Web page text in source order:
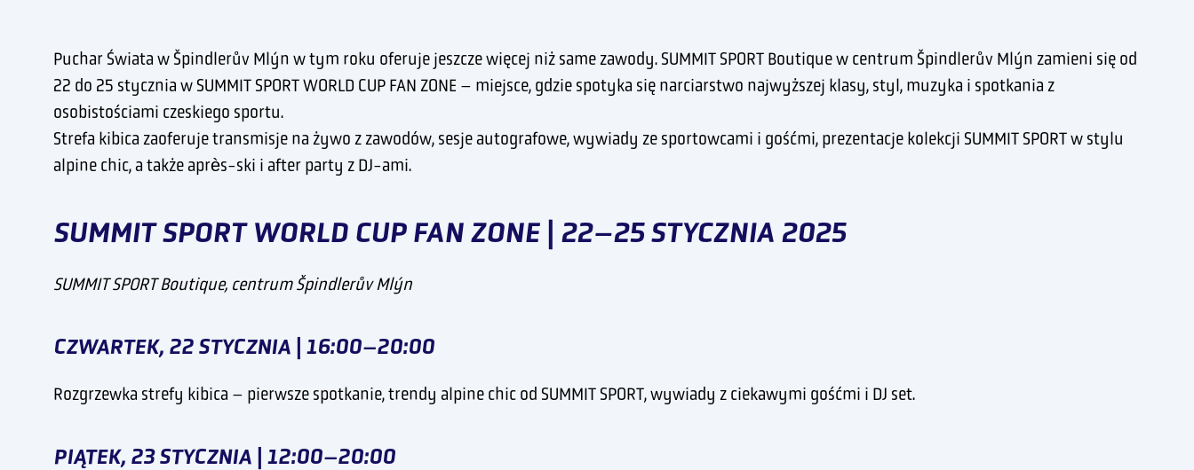
Puchar Świata w Špindlerův Mlýn w tym roku oferuje jeszcze więcej niż same zawody. SUMMIT SPORT Boutique w centrum Špindlerův Mlýn zamieni się od
22 do 25 stycznia w SUMMIT SPORT WORLD CUP FAN ZONE – miejsce, gdzie spotyka się narciarstwo najwyższej klasy, styl, muzyka i spotkania z
osobistościami czeskiego sportu.
Strefa kibica zaoferuje transmisje na żywo z zawodów, sesje autografowe, wywiady ze sportowcami i gośćmi, prezentacje kolekcji SUMMIT SPORT w stylu
alpine chic, a także après-ski i after party z DJ-ami.
SUMMIT SPORT WORLD CUP FAN ZONE | 22–25 STYCZNIA 2025
SUMMIT SPORT Boutique, centrum Špindlerův Mlýn
CZWARTEK, 22 STYCZNIA | 16:00–20:00
Rozgrzewka strefy kibica – pierwsze spotkanie, trendy alpine chic od SUMMIT SPORT, wywiady z ciekawymi gośćmi i DJ set.
PIĄTEK, 23 STYCZNIA | 12:00–20:00